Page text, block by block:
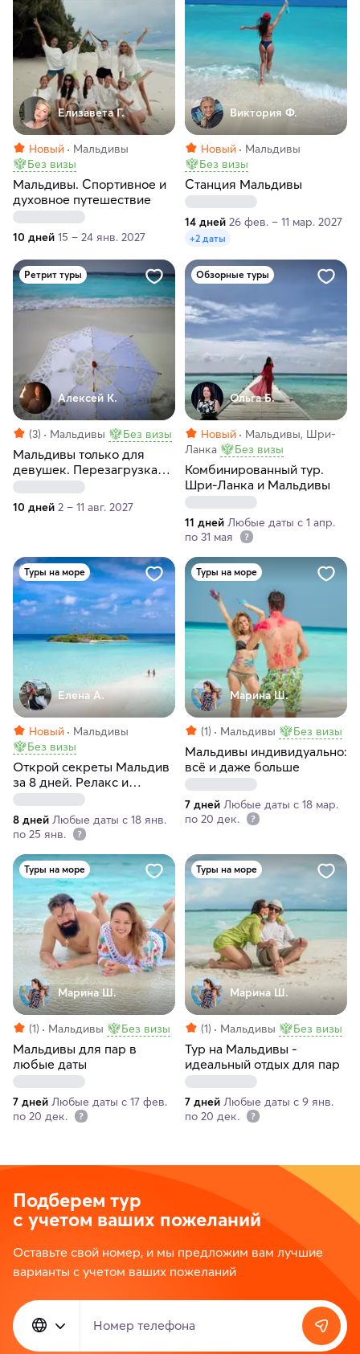
Елизавета Г.
Новый
Мальдивы
Без визы
Мальдивы. Спортивное и
духовное путешествие
10 дней 15 – 24 янв. 2027
Виктория Ф.
Новый
Мальдивы
Без визы
Станция Мальдивы
14 дней 26 фев. – 11 мар. 2027
+2 даты
Ретрит туры
Алексей К.
(3) Мальдивы Без визы
Мальдивы только для
девушек. Перезагрузка
души и тела
10 дней 2 – 11 авг. 2027
Обзорные туры
Ольга Б.
Новый
Мальдивы, Шри-
Ланка
Без визы
Комбинированный тур.
Шри-Ланка и Мальдивы
11 дней Любые даты с 1 апр.
по 31 мая
Туры на море
Елена А.
Новый
Мальдивы
Без визы
Открой секреты Мальдив
за 8 дней. Релакс и
адреналин в одном туре!
8 дней Любые даты с 18 янв.
по 25 янв.
Туры на море
Марина Ш.
(1) Мальдивы Без визы
Мальдивы индивидуально:
всё и даже больше
7 дней Любые даты с 18 мар.
по 20 дек.
Туры на море
Марина Ш.
(1) Мальдивы Без визы
Мальдивы для пар в
любые даты
7 дней Любые даты с 17 фев.
по 20 дек.
Туры на море
Марина Ш.
(1) Мальдивы Без визы
Тур на Мальдивы -
идеальный отдых для пар
7 дней Любые даты с 9 янв.
по 20 дек.
Подберем тур
с учетом ваших пожеланий
Оставьте свой номер, и мы предложим вам лучшие
варианты с учетом ваших пожеланий
Номер телефона